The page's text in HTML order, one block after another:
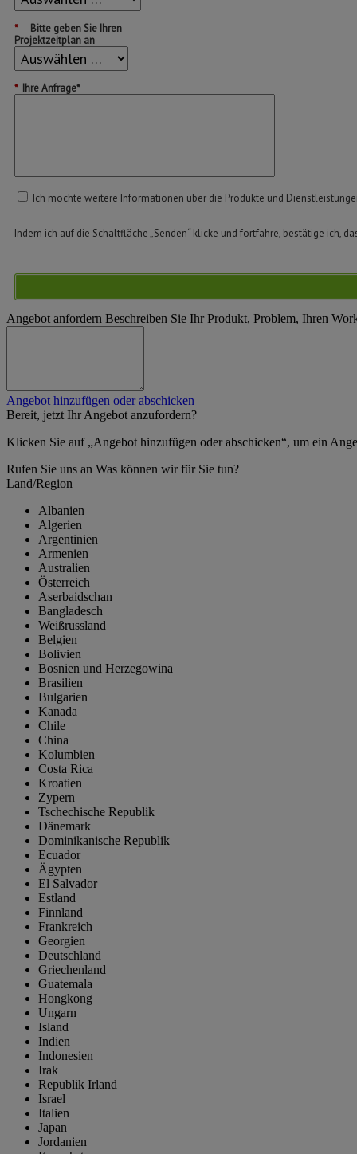
*
Bitte geben Sie Ihren
Projektzeitplan an
* Ihre Anfrage*
Ich möchte weitere Informationen über die Produkte und
Indem ich auf die Schaltfläche „Senden“ klicke und fortfahre, bestätige ich,
Angebot anfordern Beschreiben Sie Ihr Produkt, Problem, Ihren
Angebot hinzufügen oder abschicken
Bereit, jetzt Ihr Angebot anzufordern?
Klicken Sie auf „Angebot hinzufügen oder abschicken“, um ein
Rufen Sie uns an Was können wir für Sie tun?
Land/Region
Albanien
Algerien
Argentinien
Armenien
Australien
Österreich
Aserbaidschan
Bangladesch
Weißrussland
Belgien
Bolivien
Bosnien und Herzegowina
Brasilien
Bulgarien
Kanada
Chile
China
Kolumbien
Costa Rica
Kroatien
Zypern
Tschechische Republik
Dänemark
Dominikanische Republik
Ecuador
Ägypten
El Salvador
Estland
Finnland
Frankreich
Georgien
Deutschland
Griechenland
Guatemala
Hongkong
Ungarn
Island
Indien
Indonesien
Irak
Republik Irland
Israel
Italien
Japan
Jordanien